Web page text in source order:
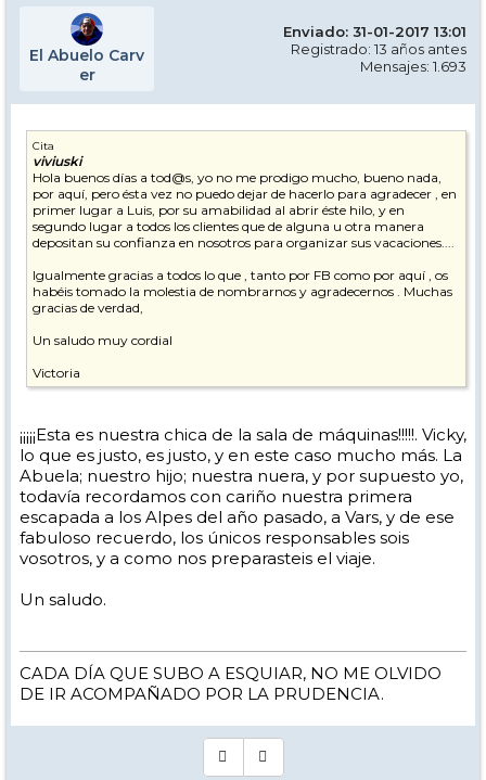
El Abuelo Carv
er
Enviado: 31-01-2017 13:01
Registrado: 13 años antes
Mensajes: 1.693
Cita
viviuski
Hola buenos días a tod@s, yo no me prodigo mucho, bueno nada,
por aquí, pero ésta vez no puedo dejar de hacerlo para agradecer , en
primer lugar a Luis, por su amabilidad al abrir éste hilo, y en
segundo lugar a todos los clientes que de alguna u otra manera
depositan su confianza en nosotros para organizar sus vacaciones....
Igualmente gracias a todos lo que , tanto por FB como por aquí , os
habéis tomado la molestia de nombrarnos y agradecernos . Muchas
gracias de verdad,
Un saludo muy cordial
Victoria
¡¡¡¡¡Esta es nuestra chica de la sala de máquinas!!!!!. Vicky,
lo que es justo, es justo, y en este caso mucho más. La
Abuela; nuestro hijo; nuestra nuera, y por supuesto yo,
todavía recordamos con cariño nuestra primera
escapada a los Alpes del año pasado, a Vars, y de ese
fabuloso recuerdo, los únicos responsables sois
vosotros, y a como nos preparasteis el viaje.
Un saludo.
CADA DÍA QUE SUBO A ESQUIAR, NO ME OLVIDO
DE IR ACOMPAÑADO POR LA PRUDENCIA.